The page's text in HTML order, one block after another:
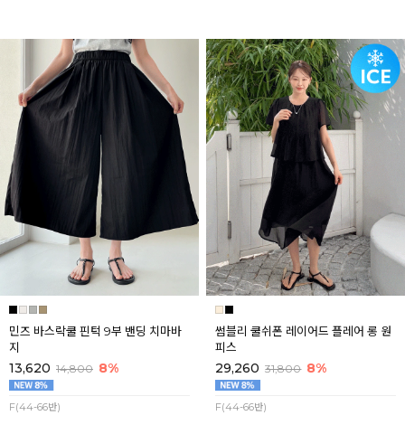
민즈 바스락쿨 핀턱 9부 밴딩 치마바
지
13,620 14,800 8%
F(44-66반)
썸블리 쿨쉬폰 레이어드 플레어 롱 원
피스
29,260 31,800 8%
F(44-66반)